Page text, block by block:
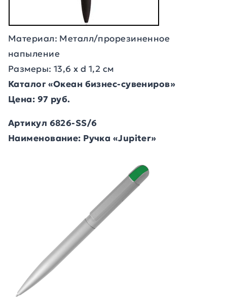
Материал: Металл/прорезиненное
напыление
Размеры: 13,6 х d 1,2 см
Каталог «Океан бизнес-сувениров»
Цена: 97 руб.
Артикул 6826-SS/6
Наименование: Ручка «Jupiter»